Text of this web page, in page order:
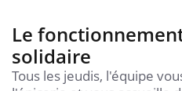
Le
solidaire
Tous les jeudis, l'équipe